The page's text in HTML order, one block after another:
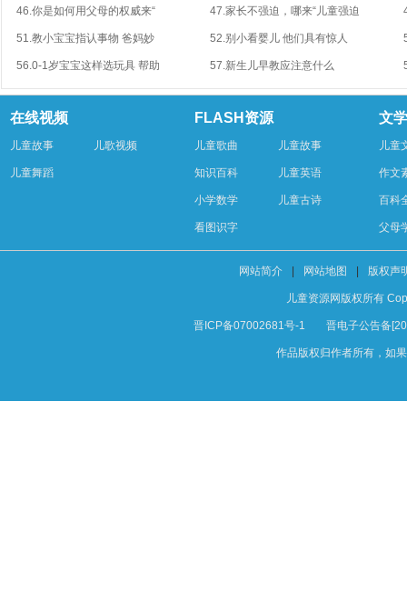
46.你是如何用父母的权威来“ 47.家长不强迫，哪来“儿童强迫
51.教小宝宝指认事物 爸妈妙 52.别小看婴儿 他们具有惊人
56.0-1岁宝宝这样选玩具 帮助 57.新生儿早教应注意什么
在线视频
儿童故事 儿歌视频
儿童舞蹈
FLASH资源
儿童歌曲 儿童故事
知识百科 儿童英语
小学数学 儿童古诗
看图识字
文
儿童
作文
百科
父母
网站简介 网站地图 版权声
儿童资源网版权所有
晋ICP备07002681号-1 晋电子公告备
作品版权归作者所有，如